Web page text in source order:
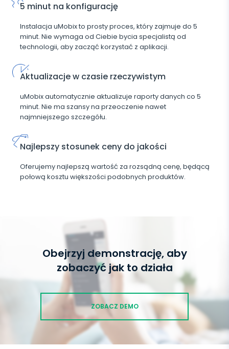
5 minut na konfigurację
Instalacja uMobix to prosty proces, który zajmuje do 5
minut. Nie wymaga od Ciebie bycia specjalistą od
technologii, aby zacząć korzystać z aplikacji.
Aktualizacje w czasie rzeczywistym
uMobix automatycznie aktualizuje raporty danych co 5
minut. Nie ma szansy na przeoczenie nawet
najmniejszego szczegółu.
Najlepszy stosunek ceny do jakości
Oferujemy najlepszą wartość za rozsądną cenę, będącą
połową kosztu większości podobnych produktów.
Obejrzyj demonstrację, aby
zobaczyć jak to działa
ZOBACZ DEMO